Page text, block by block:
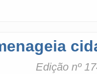
Edição nº